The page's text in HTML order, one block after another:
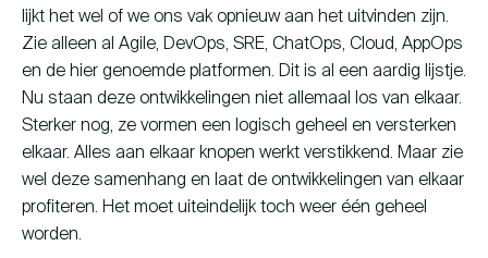
lijkt het wel of we ons vak opnieuw aan het uitvinden zijn.
Zie alleen al Agile, DevOps, SRE, ChatOps, Cloud, AppOps
en de hier genoemde platformen. Dit is al een aardig lijstje.
Nu staan deze ontwikkelingen niet allemaal los van elkaar.
Sterker nog, ze vormen een logisch geheel en versterken
elkaar. Alles aan elkaar knopen werkt verstikkend. Maar zie
wel deze samenhang en laat de ontwikkelingen van elkaar
profiteren. Het moet uiteindelijk toch weer één geheel
worden.